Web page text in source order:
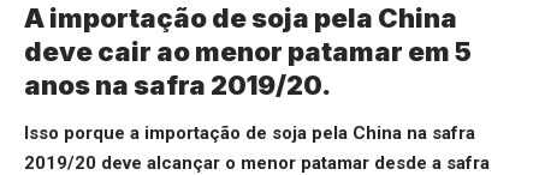
A importação de soja pela China
deve cair ao menor patamar em 5
anos na safra 2019/20.
Isso porque a importação de soja pela China na safra
2019/20 deve alcançar o menor patamar desde a safra